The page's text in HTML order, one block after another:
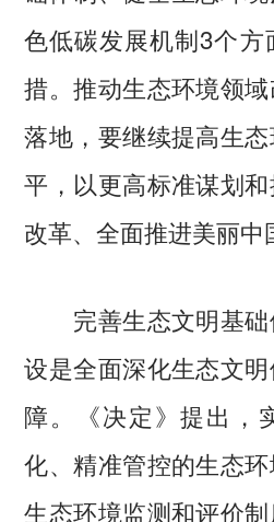
色低碳发展机制3个
措。推动生态环境领
落地，要继续提高生
平，以更高标准谋划
改革、全面推进美丽中
完善生态文明基础
设是全面深化生态文
障。《决定》提出，
化、精准管控的生态
生态环境监测和评价